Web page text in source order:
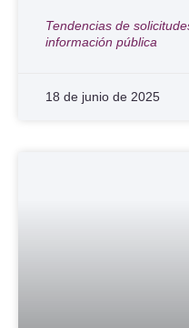
Tendencias de
información pública
18 de junio de 2025